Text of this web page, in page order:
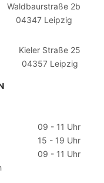
Waldbaurstraße 2b
04347 Leipzig
Kieler Straße 25
04357 Leipzig
09 - 11 Uhr
15 - 19 Uhr
09 - 11 Uhr